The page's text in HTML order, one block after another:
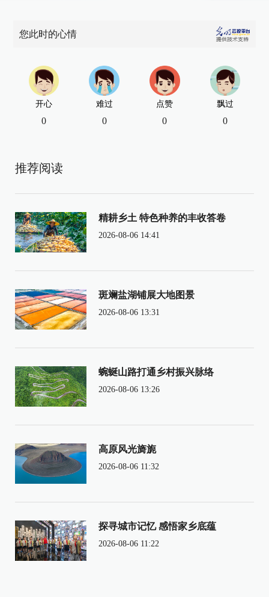
您此时的心情
开心
0
难过
0
点赞
0
飘过
0
推荐阅读
精耕乡土 特色种养的丰收答卷
2026-08-06 14:41
斑斓盐湖铺展大地图景
2026-08-06 13:31
蜿蜒山路打通乡村振兴脉络
2026-08-06 13:26
高原风光旖旎
2026-08-06 11:32
探寻城市记忆 感悟家乡底蕴
2026-08-06 11:22